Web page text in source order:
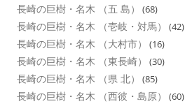
長崎の巨樹・名木 （五 島） (68)
長崎の巨樹・名木 （壱岐・対馬） (42)
長崎の巨樹・名木 （大村市） (16)
長崎の巨樹・名木 （東長崎） (30)
長崎の巨樹・名木 （県 北） (85)
長崎の巨樹・名木 （西彼・島原） (60)